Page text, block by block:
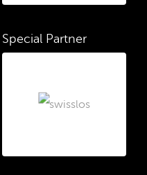
Special Partner